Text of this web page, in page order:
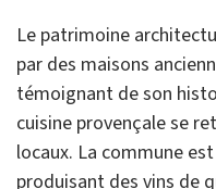
Le patrimoine
par des maisons
témoignant de son
cuisine provençale se
locaux. La commune
produisant des vins de